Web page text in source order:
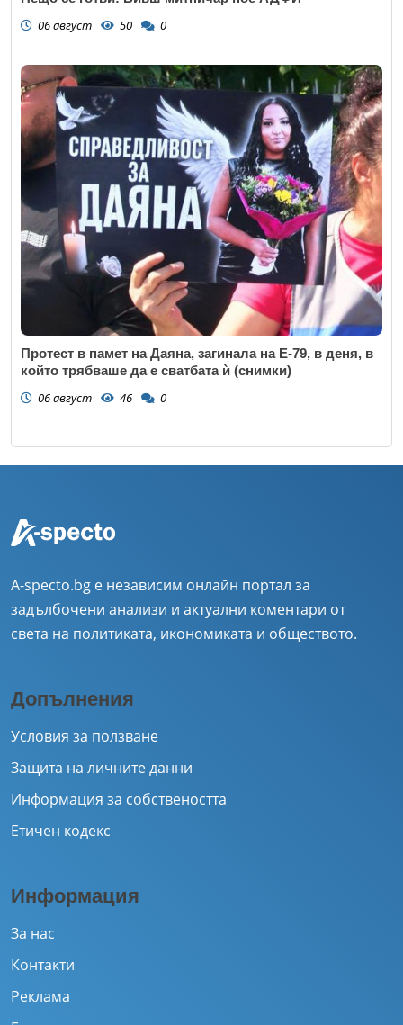
06 август 50 0
Протест в памет на Даяна, загинала на Е-79, в деня, в
който трябваше да е сватбата ѝ (снимки)
06 август 46 0
A-specto.bg е независим онлайн портал за
задълбочени анализи и актуални коментари от
света на политиката, икономиката и обществото.
Допълнения
Условия за ползване
Защита на личните данни
Информация за собствеността
Етичен кодекс
Информация
За нас
Контакти
Реклама